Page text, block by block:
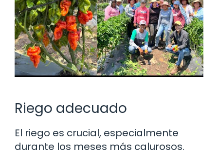
Riego adecuado
El riego es crucial, especialmente
durante los meses más calurosos.